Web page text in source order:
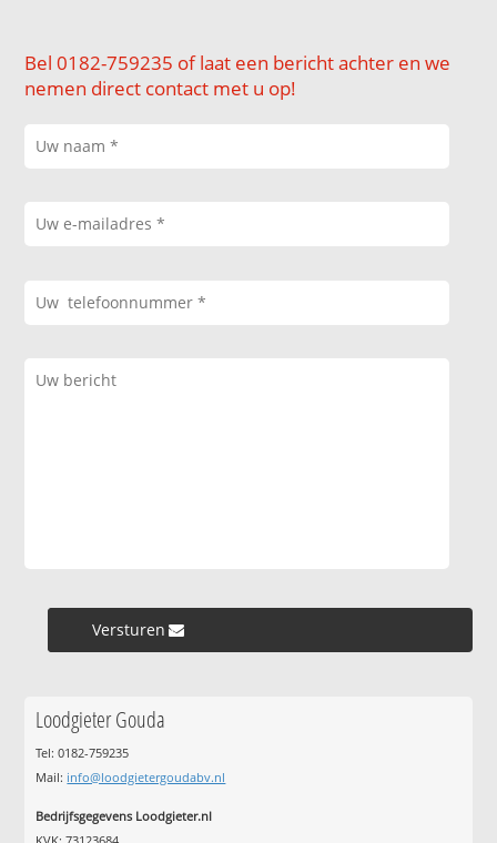
Bel 0182-759235 of laat een bericht achter en we
nemen direct contact met u op!
Versturen »
Loodgieter Gouda
Tel: 0182-759235
Mail: info@loodgietergoudabv.nl
Bedrijfsgegevens Loodgieter.nl